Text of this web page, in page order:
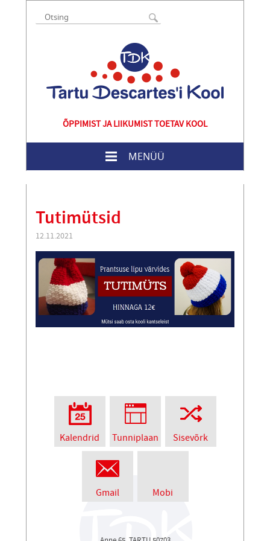
ÕPPIMIST JA LIIKUMIST TOETAV KOOL
MENÜÜ
Tutimütsid
12.11.2021
Kalendrid Tunniplaan Sisevõrk
Gmail Mobi